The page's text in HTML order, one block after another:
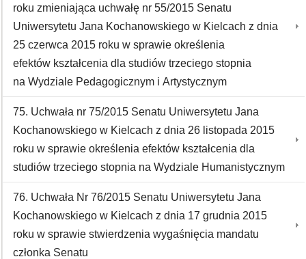
roku zmieniająca uchwałę nr 55/2015 Senatu
Uniwersytetu Jana Kochanowskiego w Kielcach z dnia
25 czerwca 2015 roku w sprawie określenia
efektów kształcenia dla studiów trzeciego stopnia
na Wydziale Pedagogicznym i Artystycznym
75. Uchwała nr 75/2015 Senatu Uniwersytetu Jana
Kochanowskiego w Kielcach z dnia 26 listopada 2015
roku w sprawie określenia efektów kształcenia dla
studiów trzeciego stopnia na Wydziale Humanistycznym
76. Uchwała Nr 76/2015 Senatu Uniwersytetu Jana
Kochanowskiego w Kielcach z dnia 17 grudnia 2015
roku w sprawie stwierdzenia wygaśnięcia mandatu
członka Senatu